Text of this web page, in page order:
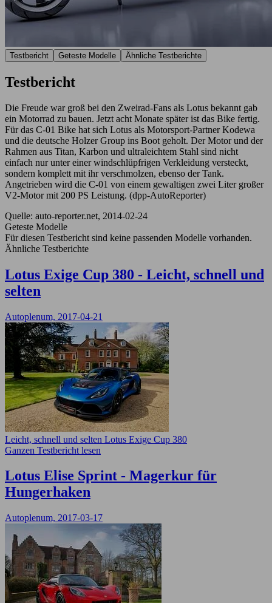
Testbericht Geteste Modelle Ähnliche Testberichte
Testbericht
Die Freude war groß bei den Zweirad-Fans als Lotus bekannt gab
ein Motorrad zu bauen. Jetzt acht Monate später ist das Bike fertig.
Für das C-01 Bike hat sich Lotus als Motorsport-Partner Kodewa
und die deutsche Holzer Group ins Boot geholt. Der Motor und der
Rahmen aus Titan, Karbon und ultraleichtem Stahl sind nicht
einfach nur unter einer windschlüpfrigen Verkleidung versteckt,
sondern komplett mit ihr verschmolzen, ebenso der Tank.
Angetrieben wird die C-01 von einem gewaltigen zwei Liter großer
V2-Motor mit 200 PS Leistung. (dpp-AutoReporter)
Quelle: auto-reporter.net, 2014-02-24
Geteste Modelle
Für diesen Testbericht sind keine passenden Modelle vorhanden.
Ähnliche Testberichte
Lotus Exige Cup 380 - Leicht, schnell und
selten
Autoplenum, 2017-04-21
Leicht, schnell und selten Lotus Exige Cup 380
Ganzen Testbericht lesen
Lotus Elise Sprint - Magerkur für
Hungerhaken
Autoplenum, 2017-03-17